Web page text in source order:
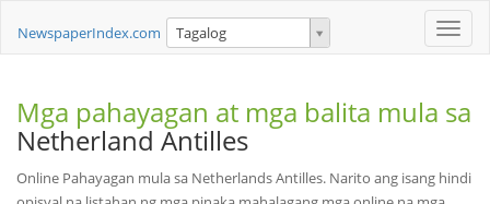
Toggle
NewspaperIndex.com Tagalog
Mga pahayagan at mga balita mula sa
Netherland Antilles
Online Pahayagan mula sa Netherlands Antilles. Narito ang isang hindi